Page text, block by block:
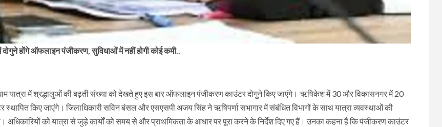
दोगुने होंगे ऑफलाइन पंजीकरण, सुविधाओं में नहीं होगी कोई कमी..
यात्रा में श्रद्धालुओं की बढ़ती संख्या को देखते हुए इस बार ऑफलाइन पंजीकरण काउंटर दोगुने किए जाएंगे। ऋषिकेश में 30 और विकासनगर में 20
स्थापित किए जाएंगे। जिलाधिकारी सविन बंसल और एसएसपी अजय सिंह ने ऋषिपर्णा सभागार में संबंधित विभागों के साथ यात्रा व्यवस्थाओं की
अधिकारियों को यात्रा से जुड़े कार्यों को समय से और प्राथमिकता के आधार पर पूरा करने के निर्देश दिए गए हैं। उनका कहना हैं कि पंजीकरण काउंटर